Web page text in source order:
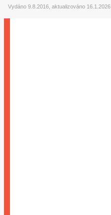
Vydáno 9.8.2016, aktualizováno 16.1.2026